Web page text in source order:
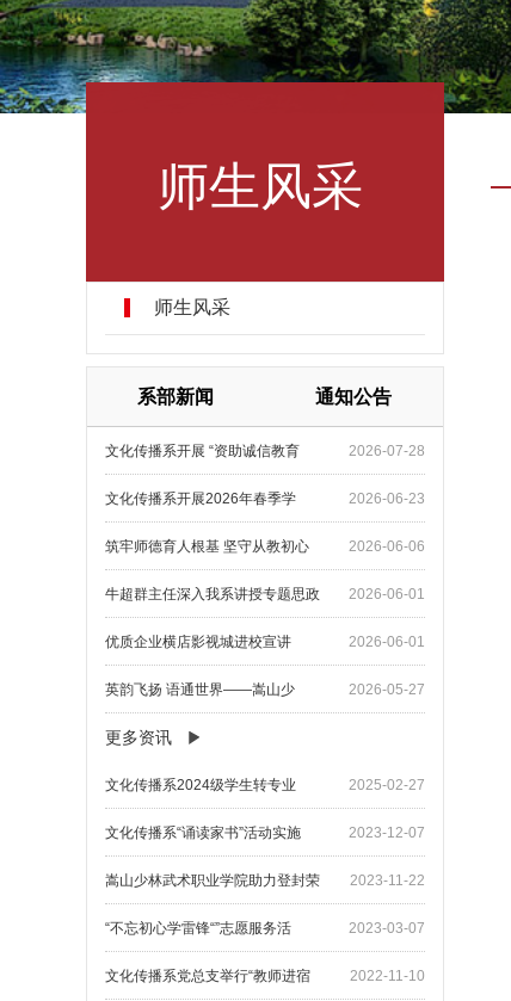
师生风采
师生风采
系部新闻 通知公告
2026-07-28
文化传播系开展 “资助诚信教育
2026-06-23
文化传播系开展2026年春季学
2026-06-06
筑牢师德育人根基 坚守从教初心
2026-06-01
牛超群主任深入我系讲授专题思政
2026-06-01
优质企业横店影视城进校宣讲
2026-05-27
英韵飞扬 语通世界——嵩山少
更多资讯
2025-02-27
文化传播系2024级学生转专业
2023-12-07
文化传播系“诵读家书”活动实施
2023-11-22
嵩山少林武术职业学院助力登封荣
2023-03-07
“不忘初心学雷锋“”志愿服务活
2022-11-10
文化传播系党总支举行“教师进宿